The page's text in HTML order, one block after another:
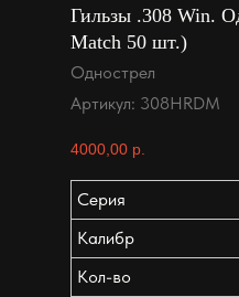
Гильзы .308 Win.
Match 50 шт.)
Однострел
Артикул: 308HRDM
4000,00 р.
Серия
Калибр
Кол-во